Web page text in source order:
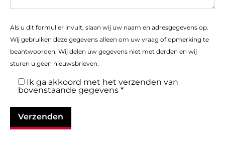
Als u dit formulier invult, slaan wij uw naam en adresgegevens op.
Wij gebruiken deze gegevens alleen om uw vraag of opmerking te
beantwoorden. Wij delen uw gegevens niet met derden en wij
sturen u geen nieuwsbrieven.
Ik ga akkoord met het verzenden van
bovenstaande gegevens *